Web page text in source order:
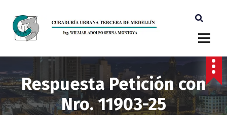
Respuesta Petición con
Nro. 11903-25